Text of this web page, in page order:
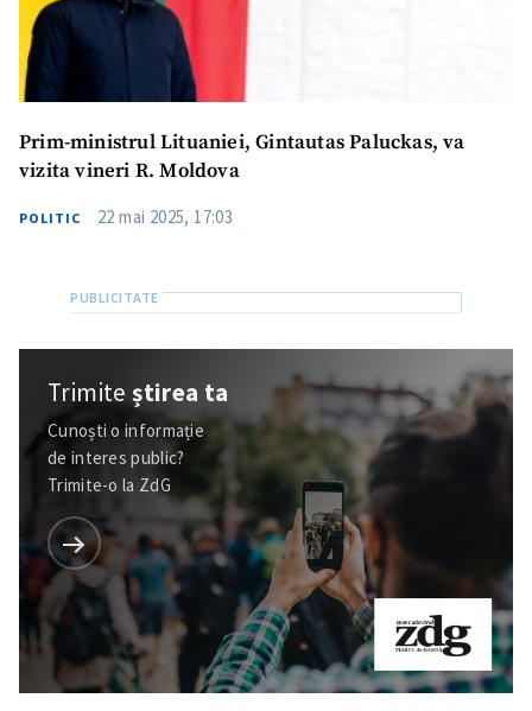
Prim-ministrul Lituaniei, Gintautas Paluckas, va
vizita vineri R. Moldova
POLITIC 22 mai 2025, 17:03
Trimiteștirea ta
Cunoști o informație
de interes public?
Trimite-o la ZdG